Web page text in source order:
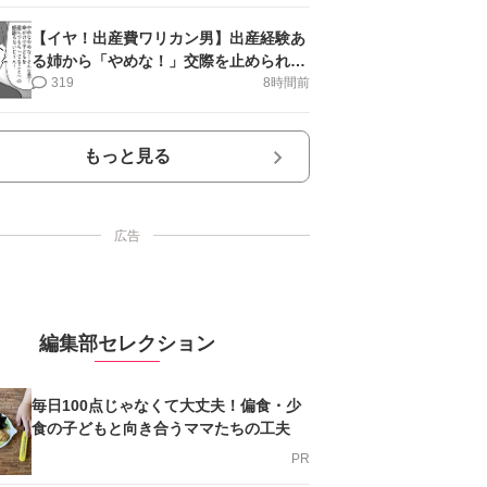
【イヤ！出産費ワリカン男】出産経験あ
る姉から「やめな！」交際を止められ＜
第12話＞#4コマ母道場
8時間前
319
もっと見る
広告
編集部セレクション
毎日100点じゃなくて大丈夫！偏食・少
食の子どもと向き合うママたちの工夫
PR